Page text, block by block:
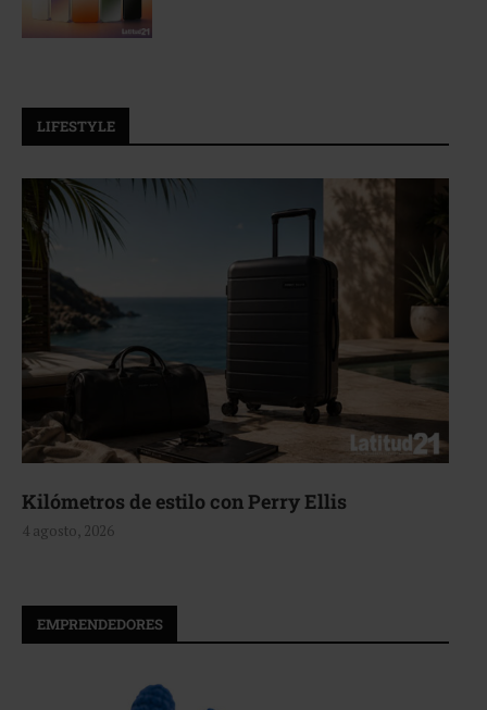
LIFESTYLE
Aerie, texturas que fluyen
4 agosto, 2026
EMPRENDEDORES